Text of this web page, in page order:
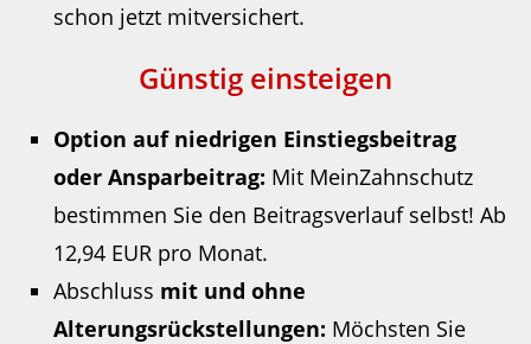
schon jetzt mitversichert.
Günstig einsteigen
Option auf niedrigen Einstiegsbeitrag
oder Ansparbeitrag: Mit MeinZahnschutz
bestimmen Sie den Beitragsverlauf selbst! Ab
12,94 EUR pro Monat.
Abschluss mit und ohne
Alterungsrückstellungen: Möchsten Sie